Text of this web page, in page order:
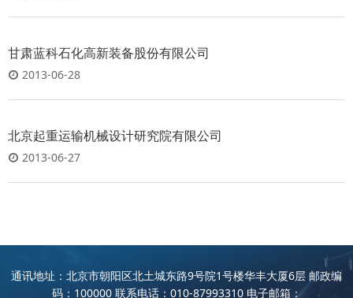
甘肃蓝科石化高新装备股份有限公司
2013-06-28
北京起重运输机械设计研究院有限公司
2013-06-27
通讯地址：北京市朝阳区北土城东路9号院1号楼华丰大厦6层 邮政编
码：100000 联系电话：010-87993310 电子邮箱：